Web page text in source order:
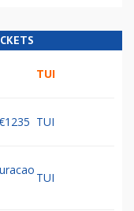
TUI
TUI
TUI